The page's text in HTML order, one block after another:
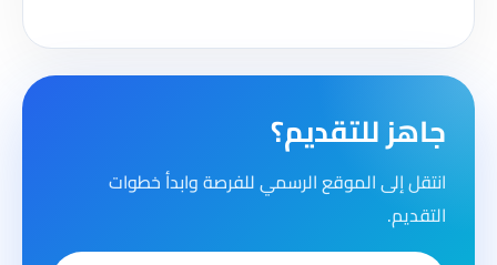
جاهز للتقديم؟
انتقل إلى الموقع الرسمي للفرصة وابدأ خطوات
التقديم.